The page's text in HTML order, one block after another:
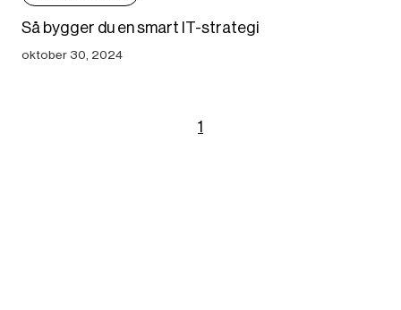
Så bygger du en smart IT-strategi
oktober 30, 2024
1